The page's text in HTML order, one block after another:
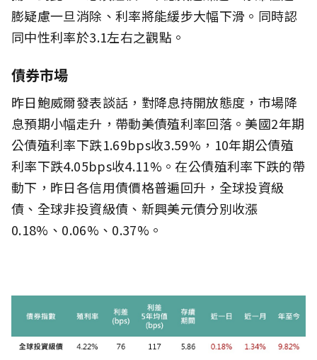
膨疑慮一旦消除、利率將能緩步大幅下滑。同時認
同中性利率於3.1左右之觀點。
債券市場
昨日鮑威爾發表談話，對降息持開放態度，市場降
息預期小幅走升，帶動美債殖利率回落。美國2年期
公債殖利率下跌1.69bps收3.59%，10年期公債殖
利率下跌4.05bps收4.11%。在公債殖利率下跌的帶
動下，昨日各信用債價格普遍回升，全球投資級
債、全球非投資級債、新興美元債分別收漲
0.18%、0.06%、0.37%。